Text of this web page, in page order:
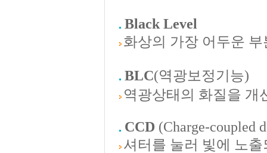
Black Level
화상의 가장 어두운
BLC(역광보정기능)
역광상태의 화질을 개
CCD (Charge-coupled
셔터를 눌러 빛에 노